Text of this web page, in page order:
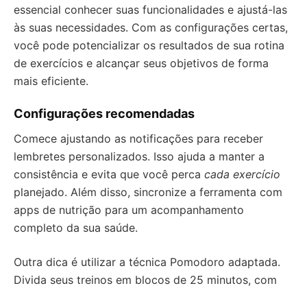
essencial conhecer suas funcionalidades e ajustá-las
às suas necessidades. Com as configurações certas,
você pode potencializar os resultados de sua rotina
de exercícios e alcançar seus objetivos de forma
mais eficiente.
Configurações recomendadas
Comece ajustando as notificações para receber
lembretes personalizados. Isso ajuda a manter a
consistência e evita que você perca cada exercício
planejado. Além disso, sincronize a ferramenta com
apps de nutrição para um acompanhamento
completo da sua saúde.
Outra dica é utilizar a técnica Pomodoro adaptada.
Divida seus treinos em blocos de 25 minutos, com